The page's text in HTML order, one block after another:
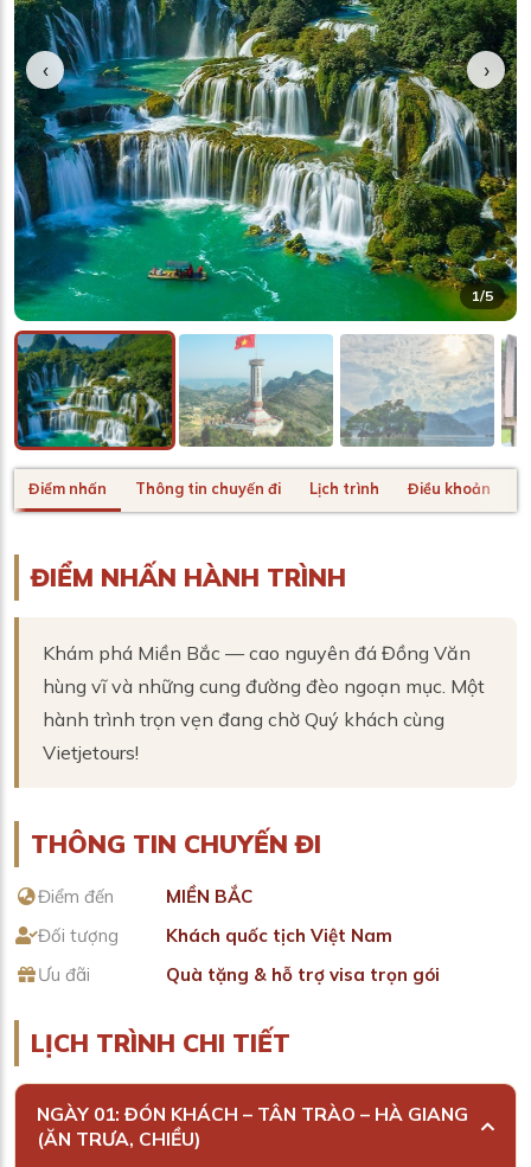
‹ ›
1/5
Điểm nhấn Thông tin chuyến đi Lịch trình Điều khoản
ĐIỂM NHẤN HÀNH TRÌNH
Khám phá Miền Bắc — cao nguyên đá Đồng Văn
hùng vĩ và những cung đường đèo ngoạn mục. Một
hành trình trọn vẹn đang chờ Quý khách cùng
Vietjetours!
THÔNG TIN CHUYẾN ĐI
Điểm đến
MIỀN BẮC
Đối tượng
Khách quốc tịch Việt Nam
Ưu đãi
Quà tặng & hỗ trợ visa trọn gói
LỊCH TRÌNH CHI TIẾT
NGÀY 01: ĐÓN KHÁCH – TÂN TRÀO – HÀ GIANG
(ĂN TRƯA, CHIỀU)